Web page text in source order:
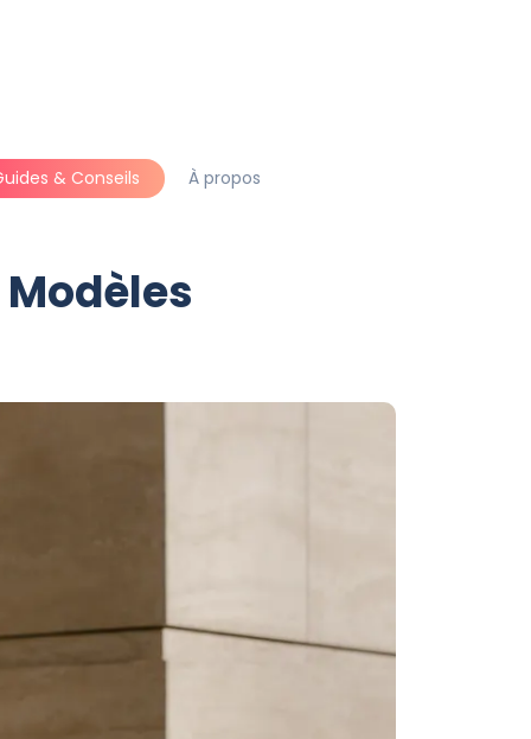
& Conseils À propos